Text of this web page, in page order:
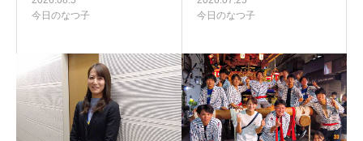
今日のなつ子
今日のなつ子